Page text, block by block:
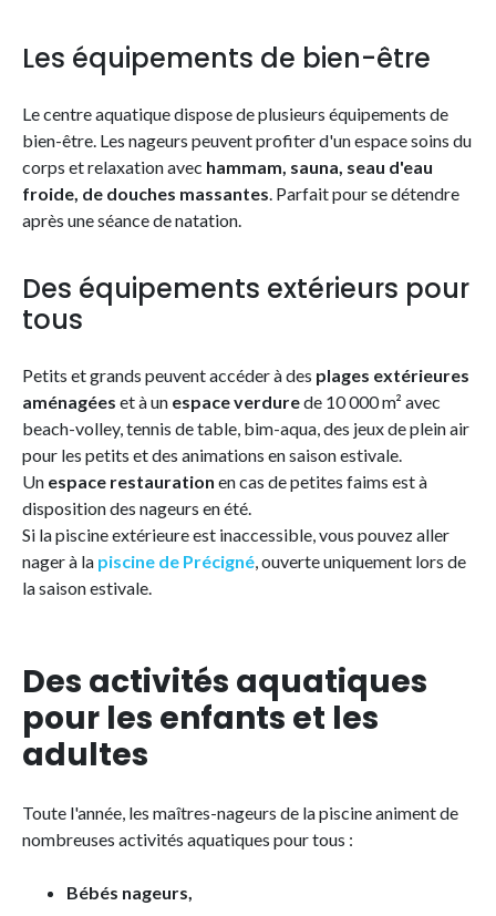
Les équipements de bien-être
Le centre aquatique dispose de plusieurs équipements de
bien-être. Les nageurs peuvent profiter d'un espace soins du
corps et relaxation avec hammam, sauna, seau d'eau
froide, de douches massantes. Parfait pour se détendre
après une séance de natation.
Des équipements extérieurs pour
tous
Petits et grands peuvent accéder à des plages extérieures
aménagées et à un espace verdurede 10 000 m² avec
beach-volley, tennis de table, bim-aqua, des jeux de plein air
pour les petits et des animations en saison estivale.
Un espace restauration en cas de petites faims est à
disposition des nageurs en été.
Si la piscine extérieure est inaccessible, vous pouvez aller
nager à la piscine de Précigné, ouverte uniquement lors de
la saison estivale.
Des activités aquatiques
pour les enfants et les
adultes
Toute l'année, les maîtres-nageurs de la piscine animent de
nombreuses activités aquatiques pour tous :
Bébés nageurs,